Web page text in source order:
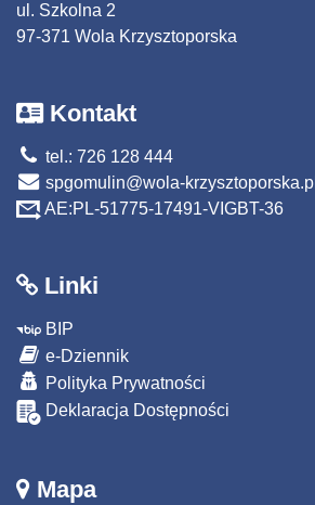
ul. Szkolna 2
97-371 Wola Krzysztoporska
Kontakt
tel.: 726 128 444
spgomulin@wola-krzysztoporska.pl
AE:PL-51775-17491-VIGBT-36
Linki
BIP
e-Dziennik
Polityka Prywatności
Deklaracja Dostępności
Mapa